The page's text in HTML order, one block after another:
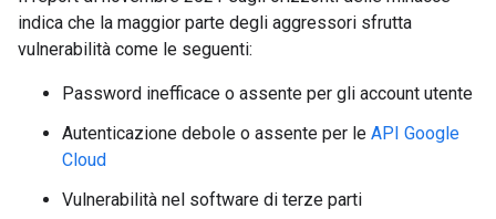
indica che la maggior parte degli aggressori sfrutta
vulnerabilità come le seguenti:
Password inefficace o assente per gli account utente
Autenticazione debole o assente per le API Google
Cloud
Vulnerabilità nel software di terze parti